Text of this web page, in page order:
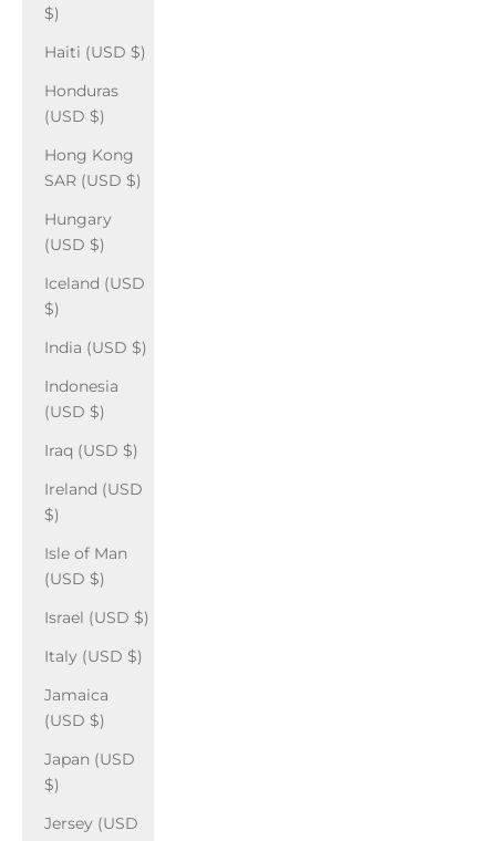
$)
Haiti (USD $)
Honduras
(USD $)
Hong Kong
SAR (USD $)
Hungary
(USD $)
Iceland (USD
$)
India (USD $)
Indonesia
(USD $)
Iraq (USD $)
Ireland (USD
$)
Isle of Man
(USD $)
Israel (USD $)
Italy (USD $)
Jamaica
(USD $)
Japan (USD
$)
Jersey (USD